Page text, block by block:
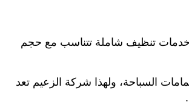
تنظيف شاملة تتناسب مع حجم
السباحة، ولهذا شركة الزعيم تعد